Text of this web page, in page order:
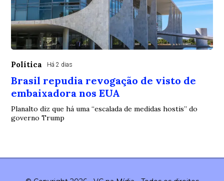
Política Há 2 dias
Brasil repudia revogação de visto de
embaixadora nos EUA
Planalto diz que há uma “escalada de medidas hostis” do
governo Trump